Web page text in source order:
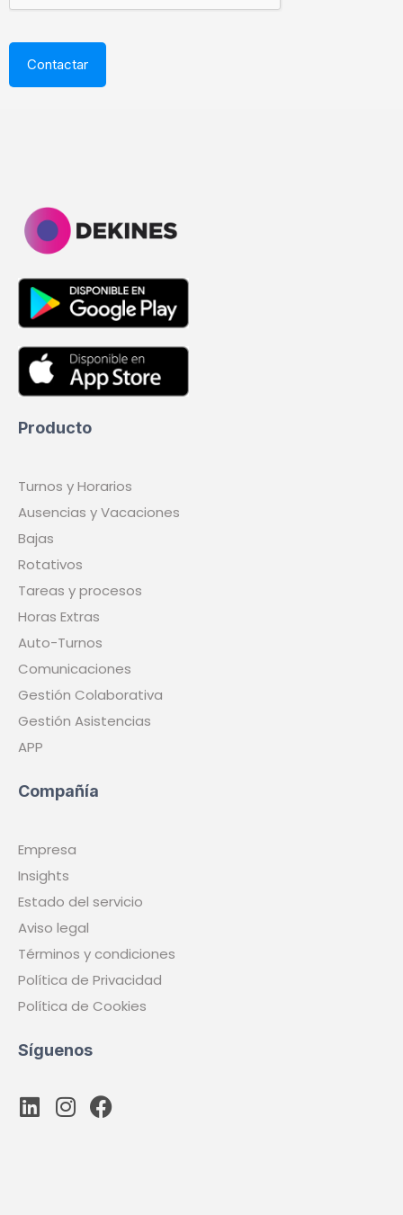
Producto
Turnos y Horarios
Ausencias y Vacaciones
Bajas
Rotativos
Tareas y procesos
Horas Extras
Auto-Turnos
Comunicaciones
Gestión Colaborativa
Gestión Asistencias
APP
Compañía
Empresa
Insights
Estado del servicio
Aviso legal
Términos y condiciones
Política de Privacidad
Política de Cookies
Síguenos